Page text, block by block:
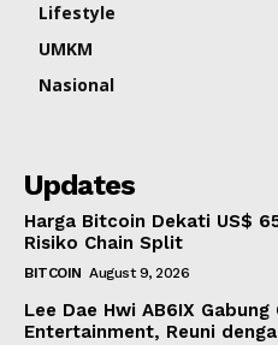
Lifestyle
UMKM
Nasional
Updates
Harga Bitcoin Dekati US$
Risiko Chain Split
BITCOIN August 9, 2026
Lee Dae Hwi AB6IX
Entertainment, Reuni